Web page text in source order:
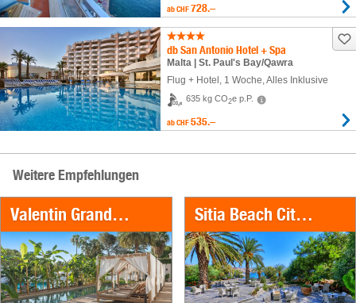
ab CHF 728.–
db San Antonio Hotel + Spa
Malta | St. Paul's Bay/Qawra
Flug + Hotel 1 Woche , Alles Inklusive
635 kg CO2e p.P.
ab CHF 535.–
Weitere Empfehlungen
Valentin Grand Park Suite Hotel Sitia Beach City Resort & Spa